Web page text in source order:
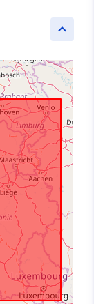
keyboard_arrow_up